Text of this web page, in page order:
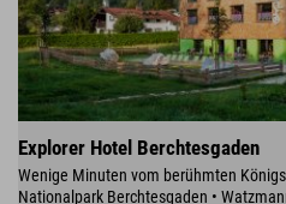
Explorer Hotel Berchtesgaden
Wenige Minuten vom berühmten
Nationalpark Berchtesgaden •